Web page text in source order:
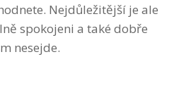
Nejdůležitější je ale
spokojeni a také dobře
nesejde.